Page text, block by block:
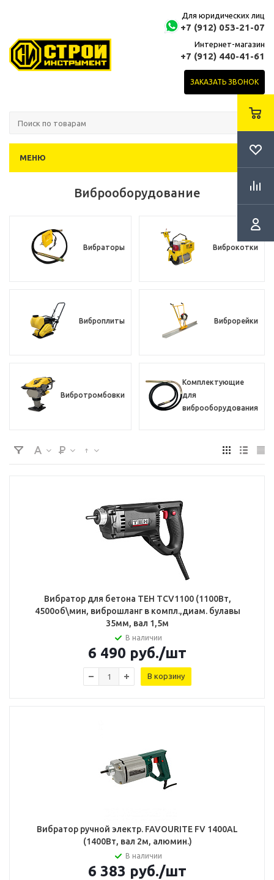
Для юридических лиц
+7 (912) 053-21-07
Интернет-магазин
+7 (912) 440-41-61
ЗАКАЗАТЬ ЗВОНОК
МЕНЮ
Виброоборудование
Вибраторы Виброкотки
Виброплиты Виброрейки
Вибротромбовки
Комплектующие
для
виброоборудования
Вибратор для бетона TEH TCV1100 (1100Вт,
4500об\мин, виброшланг в компл.,диам. булавы
35мм, вал 1,5м
В наличии
6 490 руб./шт
В корзину
Вибратор ручной электр. FAVOURITE FV 1400AL
(1400Вт, вал 2м, алюмин.)
В наличии
6 383 руб./шт